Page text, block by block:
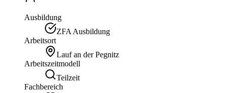
Ausbildung
ZFA Ausbildung
Arbeitsort
Lauf an der Pegnitz
Arbeitszeitmodell
Teilzeit
Fachbereich